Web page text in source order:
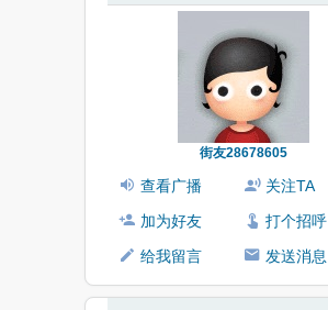
街友28678605
查看广播
关注TA
加为好友
打个招呼
给我留言
发送消息